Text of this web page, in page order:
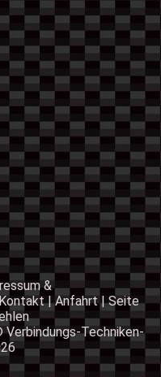
&
|Anfahrt|Seite
Verbindungs-Techniken-